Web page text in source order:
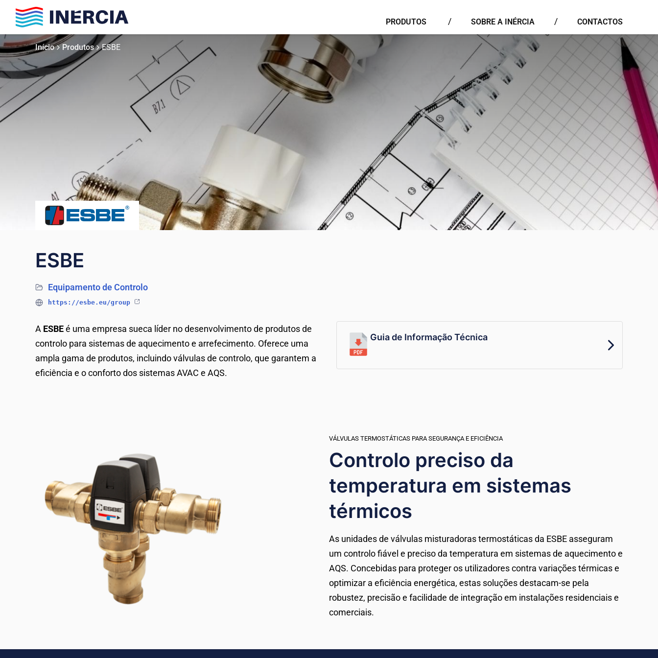
PRODUTOS SOBRE A INÉRCIA CONTACTOS
Início Produtos ESBE
ESBE
Equipamento de Controlo
https://esbe.eu/group
A ESBEé uma empresa sueca líder no desenvolvimento de produtos de
controlo para sistemas de aquecimento e arrefecimento. Oferece uma
ampla gama de produtos, incluindo válvulas de controlo, que garantem a
eficiência e o conforto dos sistemas AVAC e AQS.
Guia de Informação Técnica
VÁLVULAS TERMOSTÁTICAS PARA SEGURANÇA E EFICIÊNCIA
Controlo preciso da
temperatura em sistemas
térmicos
As unidades de válvulas misturadoras termostáticas da ESBE asseguram
um controlo fiável e preciso da temperatura em sistemas de aquecimento e
AQS. Concebidas para proteger os utilizadores contra variações térmicas e
optimizar a eficiência energética, estas soluções destacam-se pela
robustez, precisão e facilidade de integração em instalações residenciais e
comerciais.